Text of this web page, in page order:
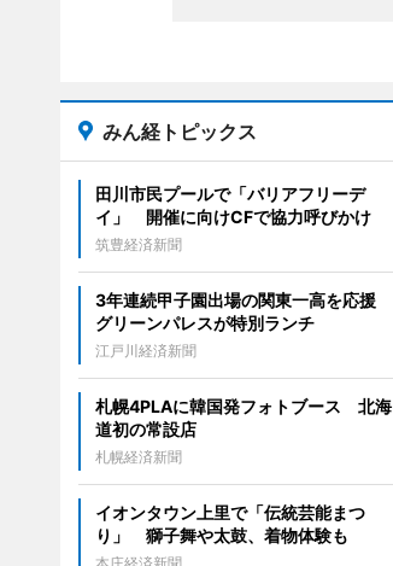
みん経トピックス
田川市民プールで「バリアフリーデ
イ」 開催に向けCFで協力呼びかけ
筑豊経済新聞
3年連続甲子園出場の関東一高を応援
グリーンパレスが特別ランチ
江戸川経済新聞
札幌4PLAに韓国発フォトブース 北海
道初の常設店
札幌経済新聞
イオンタウン上里で「伝統芸能まつ
り」 獅子舞や太鼓、着物体験も